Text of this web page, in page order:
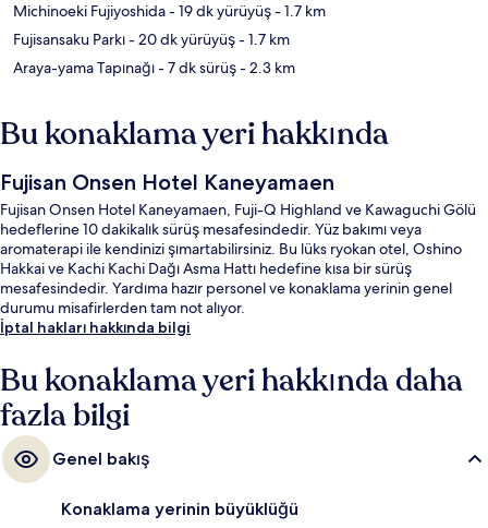
Michinoeki Fujiyoshida- 19 dk yürüyüş- 1.7 km
Fujisansaku Parkı- 20 dk yürüyüş- 1.7 km
Araya-yama Tapınağı- 7 dk sürüş- 2.3 km
Bu konaklama yeri hakkında
Fujisan Onsen Hotel Kaneyamaen
Fujisan Onsen Hotel Kaneyamaen, Fuji-Q Highland ve Kawaguchi Gölü
hedeflerine 10 dakikalık sürüş mesafesindedir. Yüz bakımı veya
aromaterapi ile kendinizi şımartabilirsiniz. Bu lüks ryokan otel, Oshino
Hakkai ve Kachi Kachi Dağı Asma Hattı hedefine kısa bir sürüş
mesafesindedir. Yardıma hazır personel ve konaklama yerinin genel
durumu misafirlerden tam not alıyor.
İptal hakları hakkında bilgi
Bu konaklama yeri hakkında daha
fazla bilgi
Genel bakış
Konaklama yerinin büyüklüğü